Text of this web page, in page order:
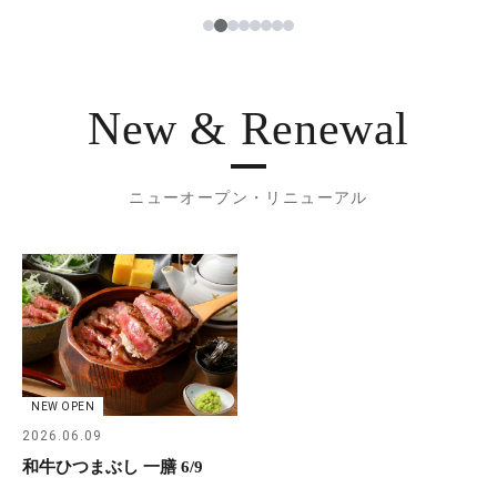
1234567
New & Renewal
ニューオープン・リニューアル
NEW OPEN
2026.06.09
和牛ひつまぶし 一膳 6/9